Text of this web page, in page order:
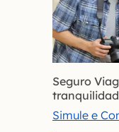
Seguro
Simule e